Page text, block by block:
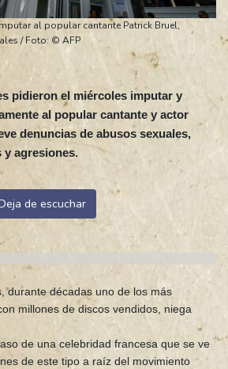
al popular cantante Patrick Bruel,
acusado de abusos sexuales / Foto: © AFP
pidieron el miércoles imputar y
al popular cantante y actor
denuncias de abusos sexuales,
y agresiones.
de escuchar
durante décadas uno de los más
millones de discos vendidos, niega
de una celebridad francesa que se ve
de este tipo a raíz del movimiento